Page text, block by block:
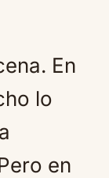
En
lo
en